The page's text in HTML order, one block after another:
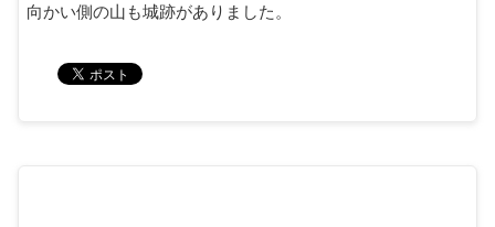
向かい側の山も城跡がありました。